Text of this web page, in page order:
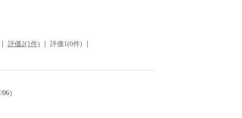
評価2(1件) 評価1(0件)
）